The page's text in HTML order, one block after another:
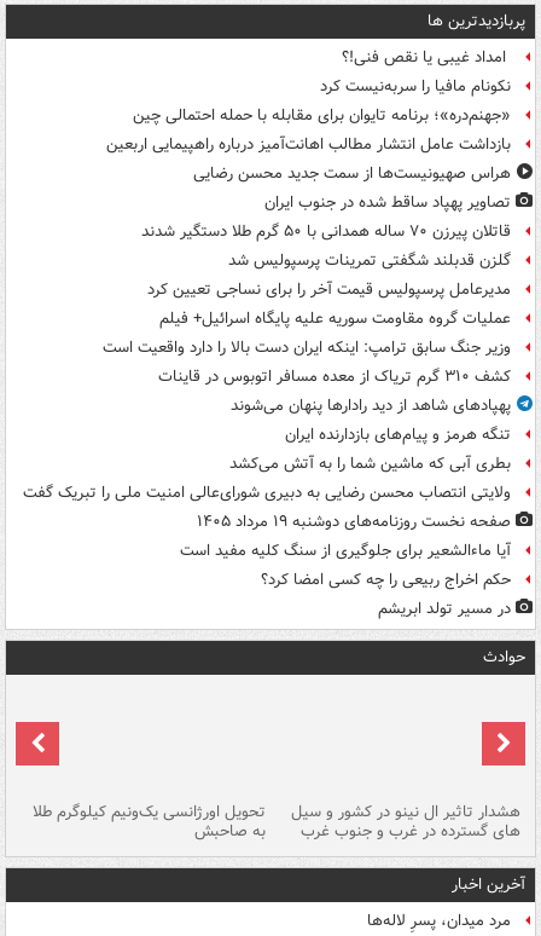
پربازدیدترین ها
امداد غیبی یا نقص فنی!؟
نکونام مافیا را سربه‌نیست کرد
«جهنم‌دره»؛ برنامه تایوان برای مقابله با حمله احتمالی چین
بازداشت عامل انتشار مطالب اهانت‌آمیز درباره راهپیمایی اربعین
هراس صهیونیست‌ها از سمت جدید محسن رضایی
تصاویر پهپاد ساقط شده در جنوب ایران
قاتلان پیرزن ۷۰ ساله همدانی با ۵۰ گرم طلا دستگیر شدند
گلزن قدبلند شگفتی تمرینات پرسپولیس شد
مدیرعامل پرسپولیس قیمت آخر را برای نساجی تعیین کرد
عملیات گروه مقاومت سوریه علیه پایگاه اسرائیل+ فیلم
وزیر جنگ سابق ترامپ: اینکه ایران دست بالا را دارد واقعیت است
کشف ۳۱۰ گرم تریاک از معده مسافر اتوبوس در قاینات
پهپادهای شاهد از دید رادارها پنهان می‌شوند
تنگه هرمز و پیام‌های بازدارنده ایران
بطری آبی که ماشین شما را به آتش می‌کشد
ولایتی انتصاب محسن رضایی به دبیری شورای‌عالی امنیت ملی را تبریک گفت
صفحه نخست روزنامه‌های دوشنبه ۱۹ مرداد ۱۴۰۵
آیا ماءالشعیر برای جلوگیری از سنگ کلیه مفید است
حکم اخراج ربیعی را چه کسی امضا کرد؟
در مسیر تولد ابریشم
حوادث
هشدار تاثیر ال نینو در کشور و سیل
های گسترده در غرب و جنوب غرب
تحویل اورژانسی یک‌ونیم کیلوگرم طلا
به صاحبش
آخرین اخبار
مرد میدان، پسرِ لاله‌ها